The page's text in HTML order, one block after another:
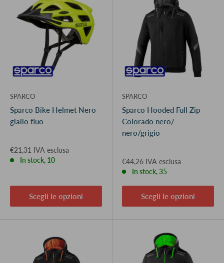
SPARCO
Sparco Bike Helmet Nero
giallo fluo
€21,31 IVA esclusa
In stock, 10
Scegli le opzioni
SPARCO
Sparco Hooded Full Zip
Colorado nero/
nero/grigio
€44,26 IVA esclusa
In stock, 35
Scegli le opzioni